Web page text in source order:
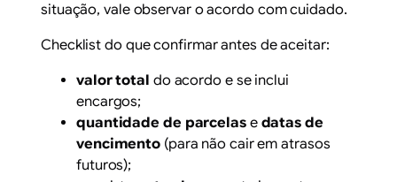
situação, vale observar o acordo com cuidado.
Checklist do que confirmar antes de aceitar:
valor total do acordo e se inclui
encargos;
quantidade de parcelase datas de
vencimento (para não cair em atrasos
futuros);